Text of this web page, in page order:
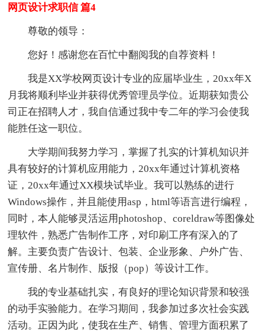
网页设计求职信 篇4
尊敬的领导：
您好！感谢您在百忙中翻阅我的自荐资料！
我是XX学校网页设计专业的应届毕业生，20xx年X
月我将顺利毕业并获得优秀管理员学位。近期获知贵公
司正在招聘人才，我自信通过我中专二年的学习会使我
能胜任这一职位。
大学期间我努力学习，掌握了扎实的计算机知识并
具有较好的计算机应用能力，20xx年通过计算机资格
证，20xx年通过XX模块试毕业。我可以熟练的进行
Windows操作，并且能使用asp，html等语言进行编程，
同时，本人能够灵活运用photoshop、coreldraw等图像处
理软件，熟悉广告制作工序，对印刷工序有深入的了
解。主要负责广告设计、包装、企业形象、户外广告、
宣传册、名片制作、版报（pop）等设计工作。
我的专业基础扎实，有良好的理论知识背景和较强
的动手实验能力。在学习期间，我参加过多次社会实践
活动。正因为此，使我在生产、销售、管理方面积累了